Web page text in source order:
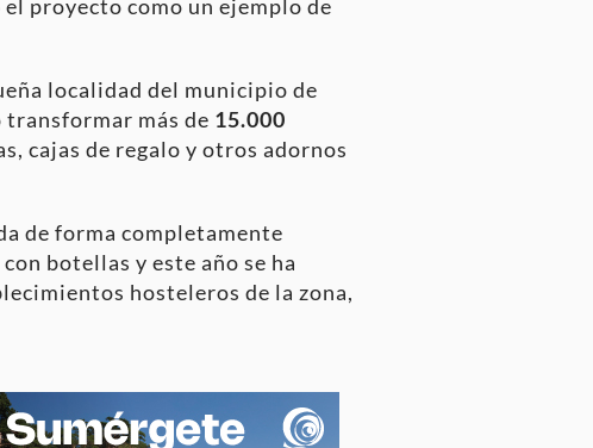
el proyecto como un ejemplo de
localidad del municipio de
más de 15.000
cajas de regalo y otros adornos
de forma completamente
botellas y este año se ha
hosteleros de la zona,